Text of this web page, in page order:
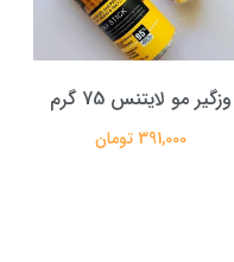
وزگیر مو لایتنس 75 گرم
391,000 تومان